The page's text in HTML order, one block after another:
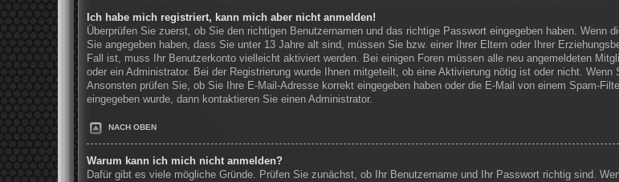
Ich habe mich registriert, kann mich aber nicht anmelden!
Überprüfen Sie zuerst, ob Sie den richtigen Benutzernamen und das richtige Passwort eingegeben haben. Wenn
Sie angegeben haben, dass Sie unter 13 Jahre alt sind, müssen Sie bzw. einer Ihrer Eltern oder Ihrer
Fall ist, muss Ihr Benutzerkonto vielleicht aktiviert werden. Bei einigen Foren müssen alle neu angemeldeten
oder ein Administrator. Bei der Registrierung wurde Ihnen mitgeteilt, ob eine Aktivierung nötig ist oder nicht.
Ansonsten prüfen Sie, ob Sie Ihre E-Mail-Adresse korrekt eingegeben haben oder die E-Mail von einem Spam-
eingegeben wurde, dann kontaktieren Sie einen Administrator.
NACH OBEN
Warum kann ich mich nicht anmelden?
Dafür gibt es viele mögliche Gründe. Prüfen Sie zunächst, ob Ihr Benutzername und Ihr Passwort richtig sind.